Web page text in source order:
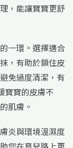
，能讓寶寶更舒
一環。選擇適合
，有助於鎖住皮
免過度清潔，有
寶寶的皮膚不
肌膚。
炎與環境溫濕度